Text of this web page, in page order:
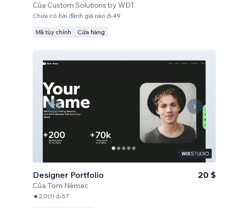
Của Custom Solutions by WDT
Chưa có bài đánh giá nào 49
Mã tùy chỉnh Cửa hàng
Designer Portfolio
Của Tom Němec
20 $
2,0(1) 67